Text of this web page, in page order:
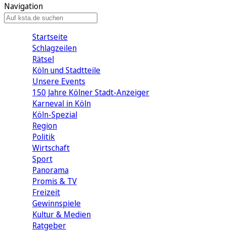
Navigation
Startseite
Schlagzeilen
Rätsel
Köln und Stadtteile
Unsere Events
150 Jahre Kölner Stadt-Anzeiger
Karneval in Köln
Köln-Spezial
Region
Politik
Wirtschaft
Sport
Panorama
Promis & TV
Freizeit
Gewinnspiele
Kultur & Medien
Ratgeber